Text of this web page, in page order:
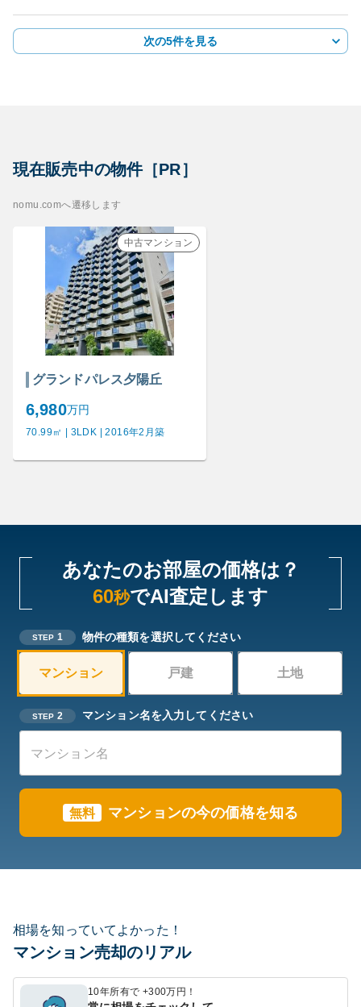
次の5件を見る
現在販売中の物件［PR］
nomu.comへ遷移します
中古マンション
グランドパレス夕陽丘
6,980万円
70.99㎡ | 3LDK | 2016年2月築
あなたのお部屋の価格は？
60秒でAI査定します
STEP 1 物件の種類を選択してください
マンション 戸建 土地
STEP 2 マンション名を入力してください
無料 マンションの今の価格を知る
相場を知っていてよかった！
マンション売却のリアル
10年所有で +300万円！